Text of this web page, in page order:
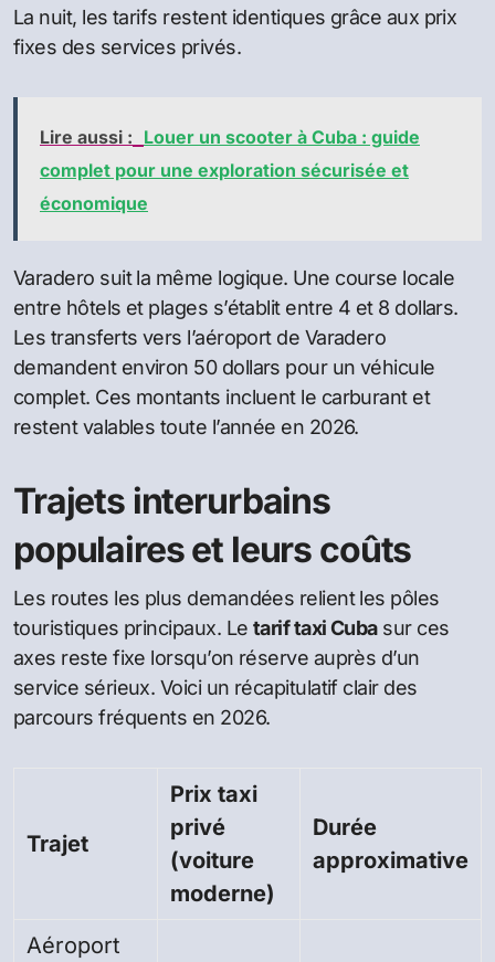
La nuit, les tarifs restent identiques grâce aux prix
fixes des services privés.
Lire aussi : Louer un scooter à Cuba : guide
complet pour une exploration sécurisée et
économique
Varadero suit la même logique. Une course locale
entre hôtels et plages s’établit entre 4 et 8 dollars.
Les transferts vers l’aéroport de Varadero
demandent environ 50 dollars pour un véhicule
complet. Ces montants incluent le carburant et
restent valables toute l’année en 2026.
Trajets interurbains
populaires et leurs coûts
Les routes les plus demandées relient les pôles
touristiques principaux. Le tarif taxi Cubasur ces
axes reste fixe lorsqu’on réserve auprès d’un
service sérieux. Voici un récapitulatif clair des
parcours fréquents en 2026.
Trajet
Prix taxi
privé
(voiture
moderne)
Durée
approximative
Aéroport